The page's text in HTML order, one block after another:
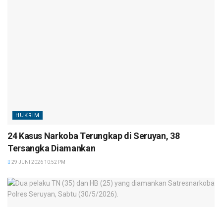
HUKRIM
24 Kasus Narkoba Terungkap di Seruyan, 38
Tersangka Diamankan
29 JUNI 2026 10:52 PM